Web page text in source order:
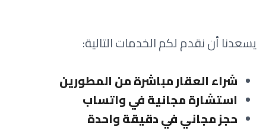
يسعدنا أن نقدم لكم الخدمات التالية:
شراء العقار مباشرة من المطورين
استشارة مجانية في واتساب
حجز مجاني في دقيقة واحدة